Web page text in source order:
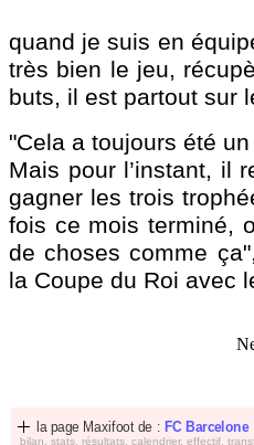
quand je suis en
très bien le jeu,
buts, il est partout sur
"Cela a toujours été
Mais pour l’instant, il
gagner les trois
fois ce mois terminé,
de choses comme
la Coupe du Roi avec
la page Maxifoot de : FC Barcelone
bilan, stats, résultats, calendrier, effectif,